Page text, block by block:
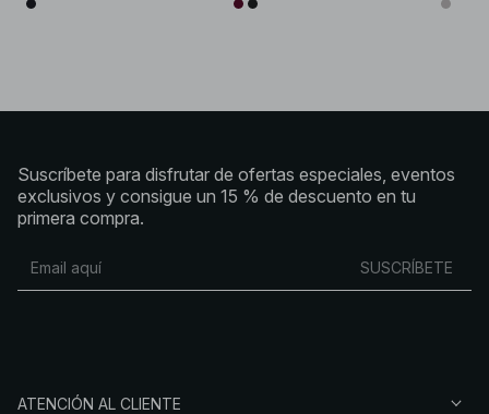
Suscríbete para disfrutar de ofertas especiales, eventos
exclusivos y consigue un 15 % de descuento en tu
primera compra.
SUSCRÍBETE
ATENCIÓN AL CLIENTE